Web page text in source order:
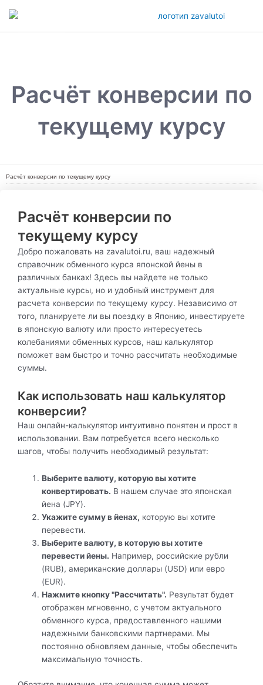
содержимому
Расчёт конверсии по
текущему курсу
Расчёт конверсии по текущему курсу
Расчёт конверсии по
текущему курсу
Добро пожаловать на zavalutoi.ru, ваш надежный
справочник обменного курса японской йены в
различных банках! Здесь вы найдете не только
актуальные курсы, но и удобный инструмент для
расчета конверсии по текущему курсу. Независимо от
того, планируете ли вы поездку в Японию, инвестируете
в японскую валюту или просто интересуетесь
колебаниями обменных курсов, наш калькулятор
поможет вам быстро и точно рассчитать необходимые
суммы.
Как использовать наш калькулятор
конверсии?
Наш онлайн-калькулятор интуитивно понятен и прост в
использовании. Вам потребуется всего несколько
шагов, чтобы получить необходимый результат:
Выберите валюту, которую вы хотите
конвертировать. В нашем случае это японская
йена (JPY).
Укажите сумму в йенах, которую вы хотите
перевести.
Выберите валюту, в которую вы хотите
перевести йены. Например, российские рубли
(RUB), американские доллары (USD) или евро
(EUR).
Нажмите кнопку "Рассчитать". Результат будет
отображен мгновенно, с учетом актуального
обменного курса, предоставленного нашими
надежными банковскими партнерами. Мы
постоянно обновляем данные, чтобы обеспечить
максимальную точность.